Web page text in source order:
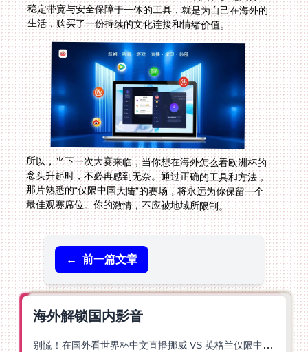
生活，购买了一份持续的文化连接和情绪价值。
所以，当下一次大赛来临，当你想在海外怎么看欧洲杯的
念头升起时，不必再感到无奈。通过正确的工具和方法，
那片熟悉的“仅限中国大陆”的赛场，将永远为你保留一个
最佳观赛席位。你的激情，不应被地域所限制。
← 前一篇文章
海外解锁国内影音
别慌！在国外看世界杯中文直播挪威 VS 英格兰仅限中国大陆？这篇指南帮你搞定